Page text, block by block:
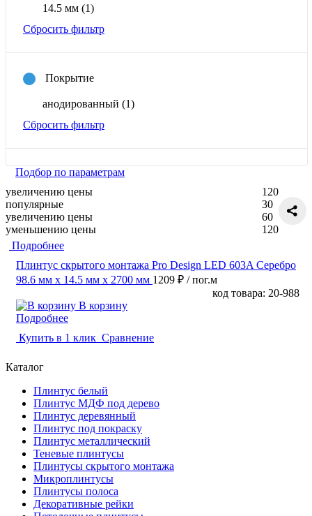
14.5 мм (1)
Сбросить фильтр
Покрытие
анодированный (1)
Сбросить фильтр
Подбор по параметрам
увеличению цены
популярные
увеличению цены
уменьшению цены
120
30
60
120
Подробнее
Плинтус скрытого монтажа Pro Design LED 603A Серебро
98.6 мм x 14.5 мм х 2700 мм 1209 ₽ / пог.м
код товара: 20-988
В корзину
Подробнее
Купить в 1 клик Сравнение
Каталог
Плинтус белый
Плинтус МДФ под дерево
Плинтус деревянный
Плинтус под покраску
Плинтус металлический
Теневые плинтусы
Плинтусы скрытого монтажа
Микроплинтусы
Плинтусы полоса
Декоративные рейки